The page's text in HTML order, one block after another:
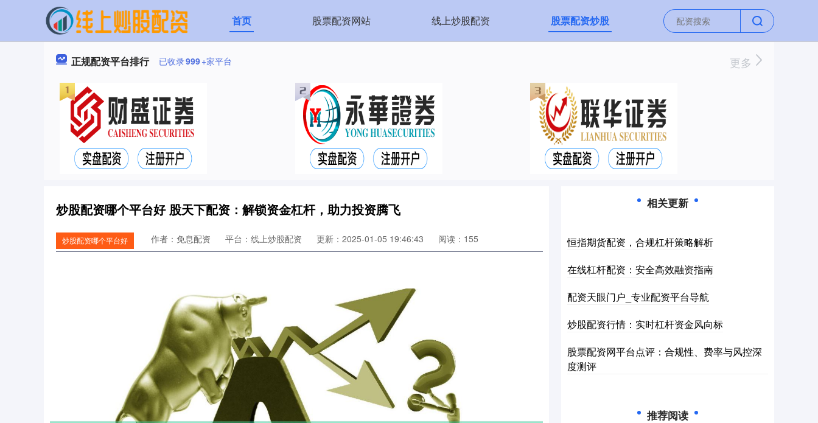
首页 股票配资网站 线上炒股配资 股票配资炒股
正规配资平台排行 已收录999+家平台 更多
炒股配资哪个平台好 股天下配资：解锁资金杠杆，助力投资腾飞
炒股配资哪个平台好 作者：免息配资 平台：线上炒股配资 更新：2025-01-05 19:46:43 阅读：155
相关更新
恒指期货配资，合规杠杆策略解析
在线杠杆配资：安全高效融资指南
配资天眼门户_专业配资平台导航
炒股配资行情：实时杠杆资金风向标
股票配资网平台点评：合规性、费率与风控深
度测评
推荐阅读